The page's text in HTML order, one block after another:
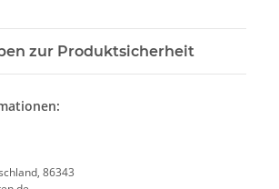
zur Produktsicherheit
86343